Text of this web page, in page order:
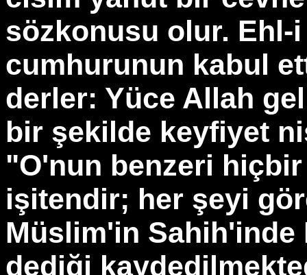
sözkonusu olur. Ehl-i
cumhurunun kabul
derler: Yüce Allah
bir şekilde keyfiyet
"O'nun benzeri
işitendir; her şeyi
Müslim'in Sahih'inde
dediği